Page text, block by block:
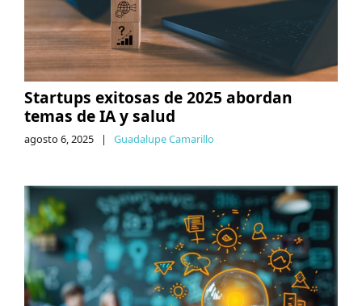
Startups exitosas de 2025 abordan
temas de IA y salud
agosto 6, 2025 | Guadalupe Camarillo